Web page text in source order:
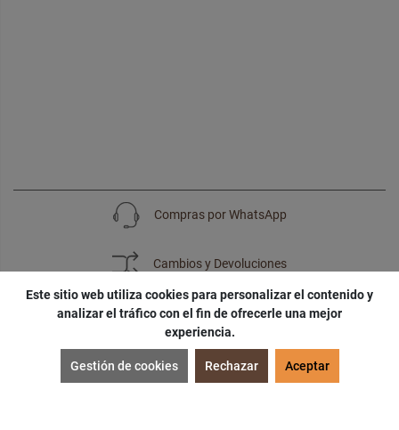
Compras por WhatsApp
Cambios y Devoluciones
SUSCRÍBETE
¡Accede acupones,ofertasynoticiasexclusivas!
Este sitio web utiliza cookies para personalizar el contenido y
analizar el tráfico con el fin de ofrecerle una mejor
experiencia.
Gestión de cookies Rechazar Aceptar